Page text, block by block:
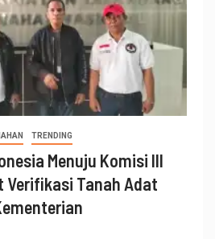
TRENDING
Menuju Komisi III
Verifikasi Tanah Adat